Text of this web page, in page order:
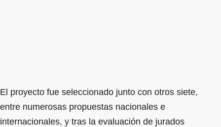
El proyecto fue seleccionado junto con otros siete,
entre numerosas propuestas nacionales e
internacionales, y tras la evaluación de jurados